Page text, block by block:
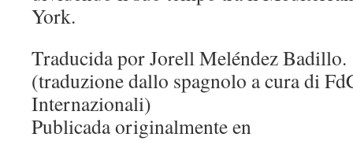
York.
Traducida por Jorell Meléndez Badillo.
(traduzione dallo spagnolo a cura di
Internazionali)
Publicada originalmente en